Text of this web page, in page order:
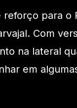
para o
Com
na lateral
em